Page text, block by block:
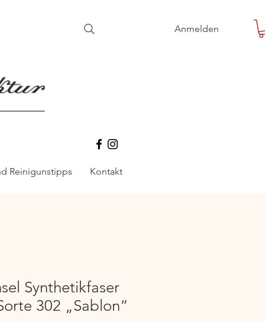
Anmelden
Reinigunstipps Kontakt
Synthetikfaser
302 „Sablon“